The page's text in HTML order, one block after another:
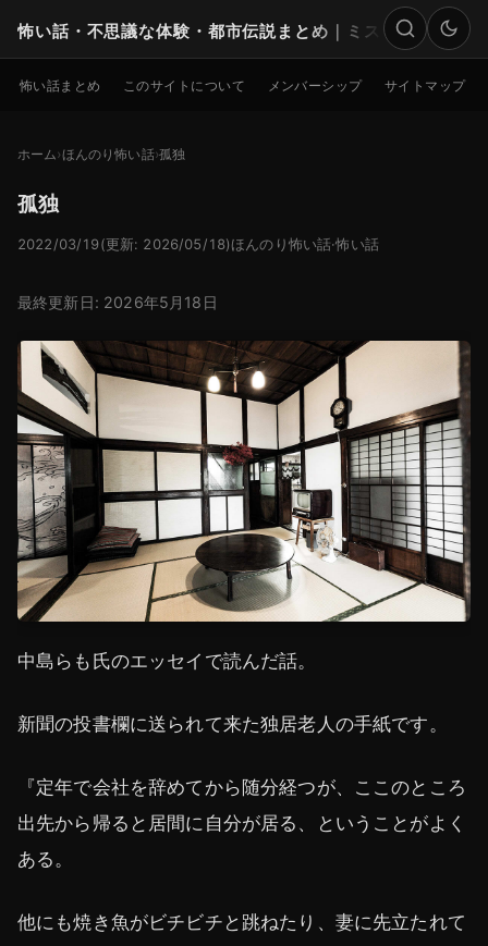
怖い話・不思議な体験・都市伝説まとめ｜ミステリー
検索
怖い話まとめ このサイトについて メンバーシップ サイトマップ
ホーム ほんのり怖い話 孤独
孤独
2022/03/19(更新: 2026/05/18)ほんのり怖い話·怖い話
最終更新日: 2026年5月18日
中島らも氏のエッセイで読んだ話。
新聞の投書欄に送られて来た独居老人の手紙です。
『定年で会社を辞めてから随分経つが、ここのところ
出先から帰ると居間に自分が居る、ということがよく
ある。
他にも焼き魚がビチビチと跳ねたり、妻に先立たれて